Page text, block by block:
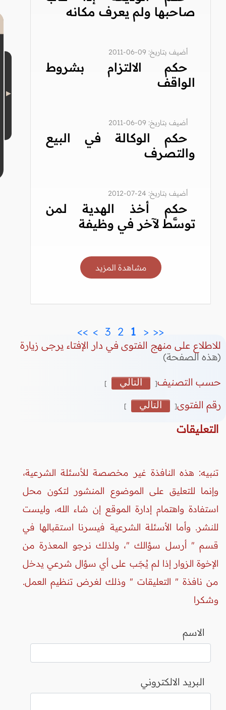
صاحبها ولم يعرف مكانه
أضيف بتاريخ: 09-06-2011
حكم الالتزام بشروط
الواقف
أضيف بتاريخ: 09-06-2011
حكم الوكالة في البيع
والتصرف
أضيف بتاريخ: 24-07-2012
حكم أخذ الهدية لمن
توسَّط لآخر في وظيفة
مشاهدة المزيد
<<
<
>
>>
للاطلاع على منهج الفتوى في دار الإفتاء يرجى زيارة
(هذه الصفحة)
حسب التصنيف[ التالي ]
رقم الفتوى[ التالي ]
التعليقات
تنبيه: هذه النافذة غير مخصصة للأسئلة الشرعية،
وإنما للتعليق على الموضوع المنشور لتكون محل
استفادة واهتمام إدارة الموقع إن شاء الله، وليست
للنشر. وأما الأسئلة الشرعية فيسرنا استقبالها في
قسم " أرسل سؤالك "، ولذلك نرجو المعذرة من
الإخوة الزوار إذا لم يُجَب على أي سؤال شرعي يدخل
من نافذة " التعليقات " وذلك لغرض تنظيم العمل.
وشكرا
الاسم
البريد الالكتروني